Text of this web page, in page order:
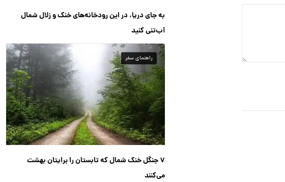
به جای دریا، در این رودخانه‌های خنک و زلال شمال
آب‌تنی کنید
راهنمای سفر
۷ جنگل خنک شمال که تابستان را برایتان بهشت
می‌کنند